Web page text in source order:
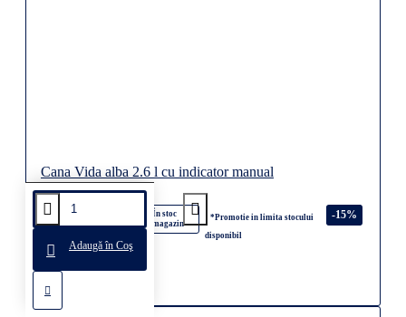
Adaugă în Coş
Cana Vida alba 2.6 l cu indicator manual
În stoc
magazin
*Promotie in limita stocului
disponibil
-15%
63,53 lei
74,73 lei
Adaugă în Coş